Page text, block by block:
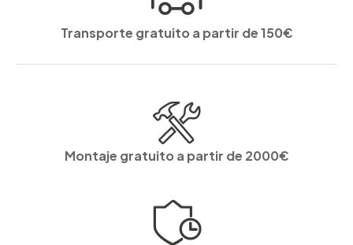
Transporte gratuito a partir de 150€
Montaje gratuito a partir de 2000€